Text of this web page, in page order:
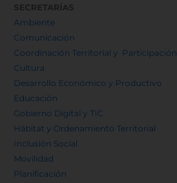
SECRETARÍAS
Ambiente
Comunicación
Coordinación Territorial y Participación
Cultura
Desarrollo Económico y Productivo
Educación
Gobierno Digital y TIC
Hábitat y Ordenamiento Territorial
Inclusión Social
Movilidad
Planificación